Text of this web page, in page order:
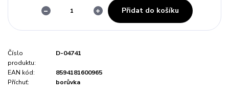
Přidat do košíku
Číslo
produktu:
D-04741
EAN kód:
8594181600965
Příchuť:
borůvka